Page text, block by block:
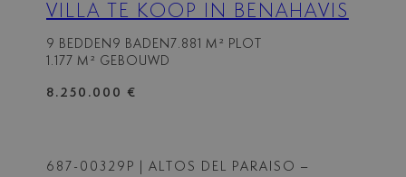
VILLA TE KOOP IN BENAHAVIS
9 BEDDEN 9 BADEN 7.881 M² PLOT
1.177 M² GEBOUWD
8.250.000 €
687-00329P
| ALTOS DEL PARAISO –